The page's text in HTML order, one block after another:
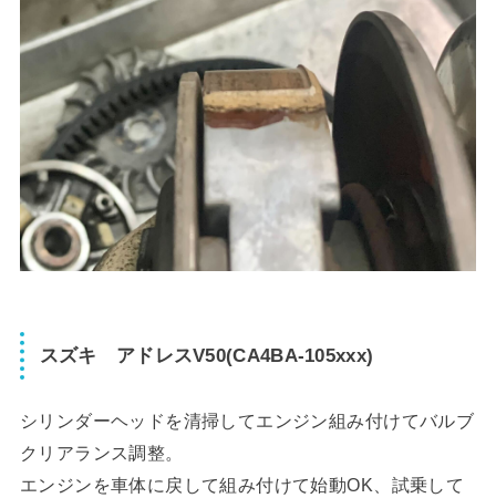
スズキ アドレスV50(CA4BA-105xxx)
シリンダーヘッドを清掃してエンジン組み付けてバルブ
クリアランス調整。
エンジンを車体に戻して組み付けて始動OK、試乗して